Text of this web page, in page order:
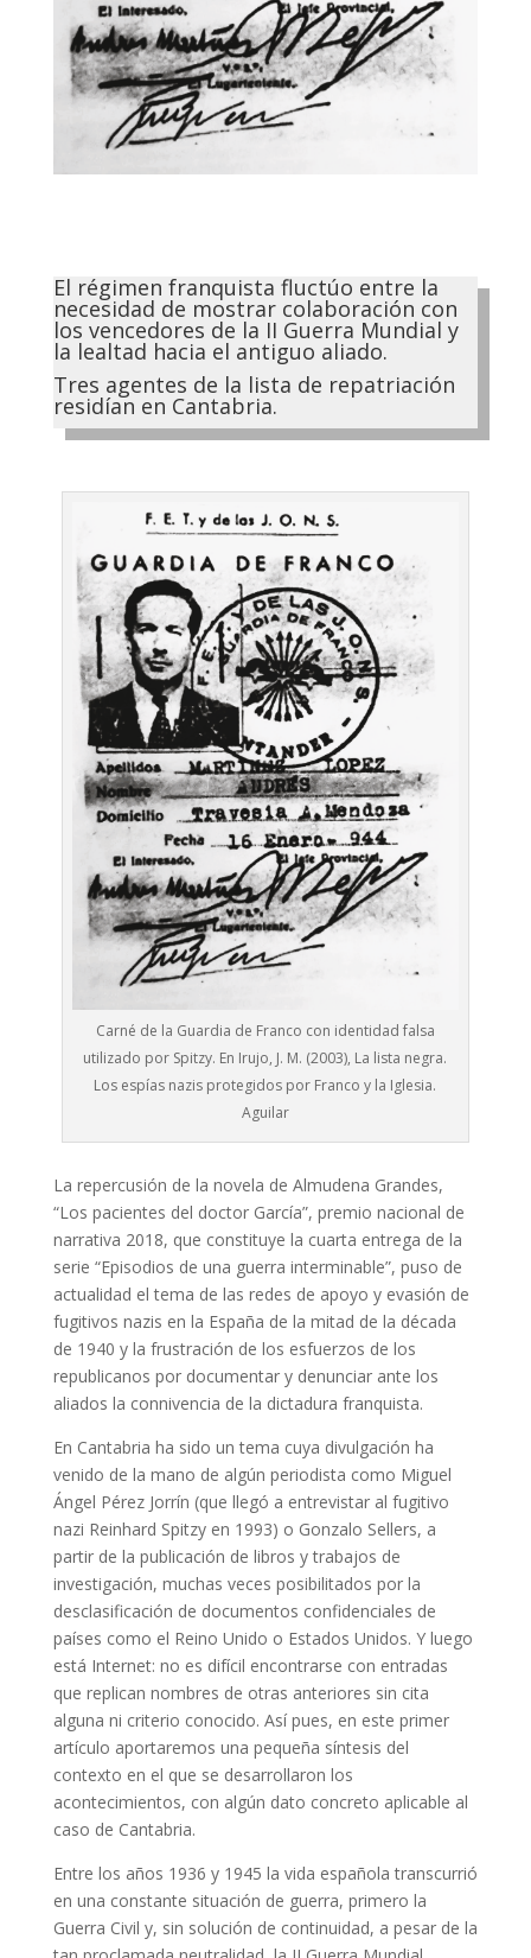
El régimen franquista fluctúo entre la
necesidad de mostrar colaboración con
los vencedores de la II Guerra Mundial y
la lealtad hacia el antiguo aliado.
Tres agentes de la lista de repatriación
residían en Cantabria.
Carné de la Guardia de Franco con identidad falsa
utilizado por Spitzy. En Irujo, J. M. (2003), La lista negra.
Los espías nazis protegidos por Franco y la Iglesia.
Aguilar
La repercusión de la novela de Almudena Grandes,
“Los pacientes del doctor García”, premio nacional de
narrativa 2018, que constituye la cuarta entrega de la
serie “Episodios de una guerra interminable”, puso de
actualidad el tema de las redes de apoyo y evasión de
fugitivos nazis en la España de la mitad de la década
de 1940 y la frustración de los esfuerzos de los
republicanos por documentar y denunciar ante los
aliados la connivencia de la dictadura franquista.
En Cantabria ha sido un tema cuya divulgación ha
venido de la mano de algún periodista como Miguel
Ángel Pérez Jorrín (que llegó a entrevistar al fugitivo
nazi Reinhard Spitzy en 1993) o Gonzalo Sellers, a
partir de la publicación de libros y trabajos de
investigación, muchas veces posibilitados por la
desclasificación de documentos confidenciales de
países como el Reino Unido o Estados Unidos. Y luego
está Internet: no es difícil encontrarse con entradas
que replican nombres de otras anteriores sin cita
alguna ni criterio conocido. Así pues, en este primer
artículo aportaremos una pequeña síntesis del
contexto en el que se desarrollaron los
acontecimientos, con algún dato concreto aplicable al
caso de Cantabria.
Entre los años 1936 y 1945 la vida española transcurrió
en una constante situación de guerra, primero la
Guerra Civil y, sin solución de continuidad, a pesar de la